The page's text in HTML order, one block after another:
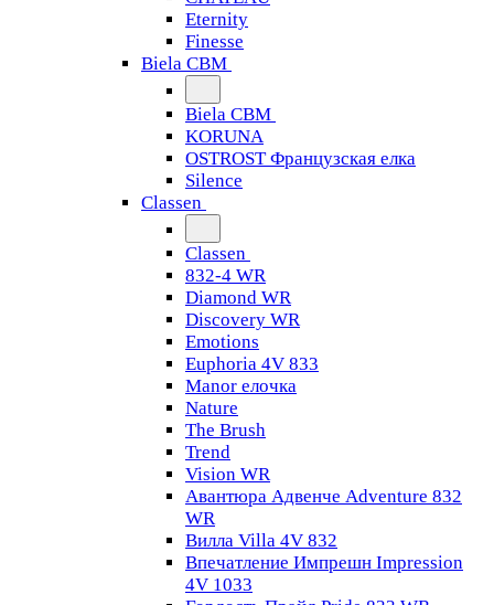
Eternity
Finesse
Biela CBM
Biela CBM
KORUNA
OSTROST Французская елка
Silence
Classen
Classen
832-4 WR
Diamond WR
Discovery WR
Emotions
Euphoria 4V 833
Manor елочка
Nature
The Brush
Trend
Vision WR
Авантюра Адвенче Adventure 832
WR
Вилла Villa 4V 832
Впечатление Импрешн Impression
4V 1033